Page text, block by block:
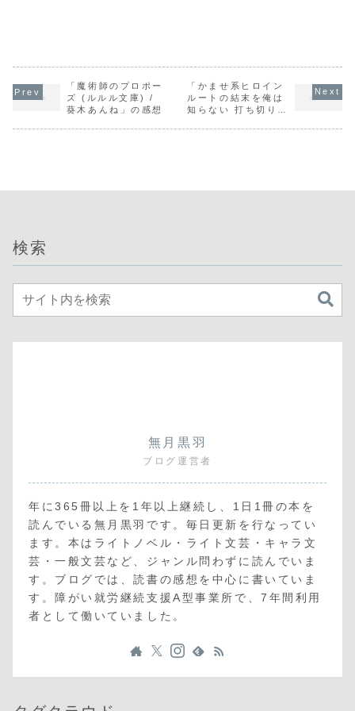
「魔術師のプロポー
ズ (ルルル文庫) /
葵木あんね」の感想
「かませ系ヒロイン
ルートの結末を俺は
知らない 打ち切りの
検索
無月黒羽
ブログ運営者
年に365冊以上を1年以上継続し、1日1冊の本を
読んでいる無月黒羽です。毎日更新を行なってい
ます。本はライトノベル・ライト文芸・キャラ文
芸・一般文芸など、ジャンル問わずに読んでいま
す。ブログでは、読書の感想を中心に書いていま
す。障がい就労継続支援A型事業所で、7年間利用
者として働いていました。